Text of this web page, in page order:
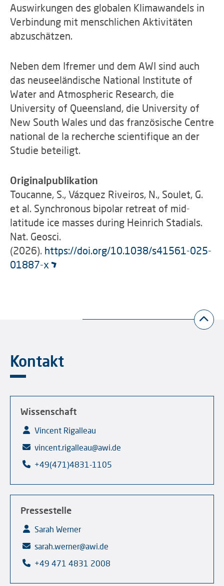
Auswirkungen des globalen Klimawandels in
Verbindung mit menschlichen Aktivitäten
abzuschätzen.
Neben dem Ifremer und dem AWI sind auch
das neuseeländische National Institute of
Water and Atmospheric Research, die
University of Queensland, die University of
New South Wales und das französische Centre
national de la recherche scientifique an der
Studie beteiligt.
Originalpublikation
Toucanne, S., Vázquez Riveiros, N., Soulet, G.
et al. Synchronous bipolar retreat of mid-
latitude ice masses during Heinrich Stadials.
Nat. Geosci.
(2026). https://doi.org/10.1038/s41561-025-
01887-x
Kontakt
Wissenschaft
Vincent Rigalleau
vincent.rigalleau@awi.de
+49(471)4831-1105
Pressestelle
Sarah Werner
sarah.werner@awi.de
+49 471 4831 2008